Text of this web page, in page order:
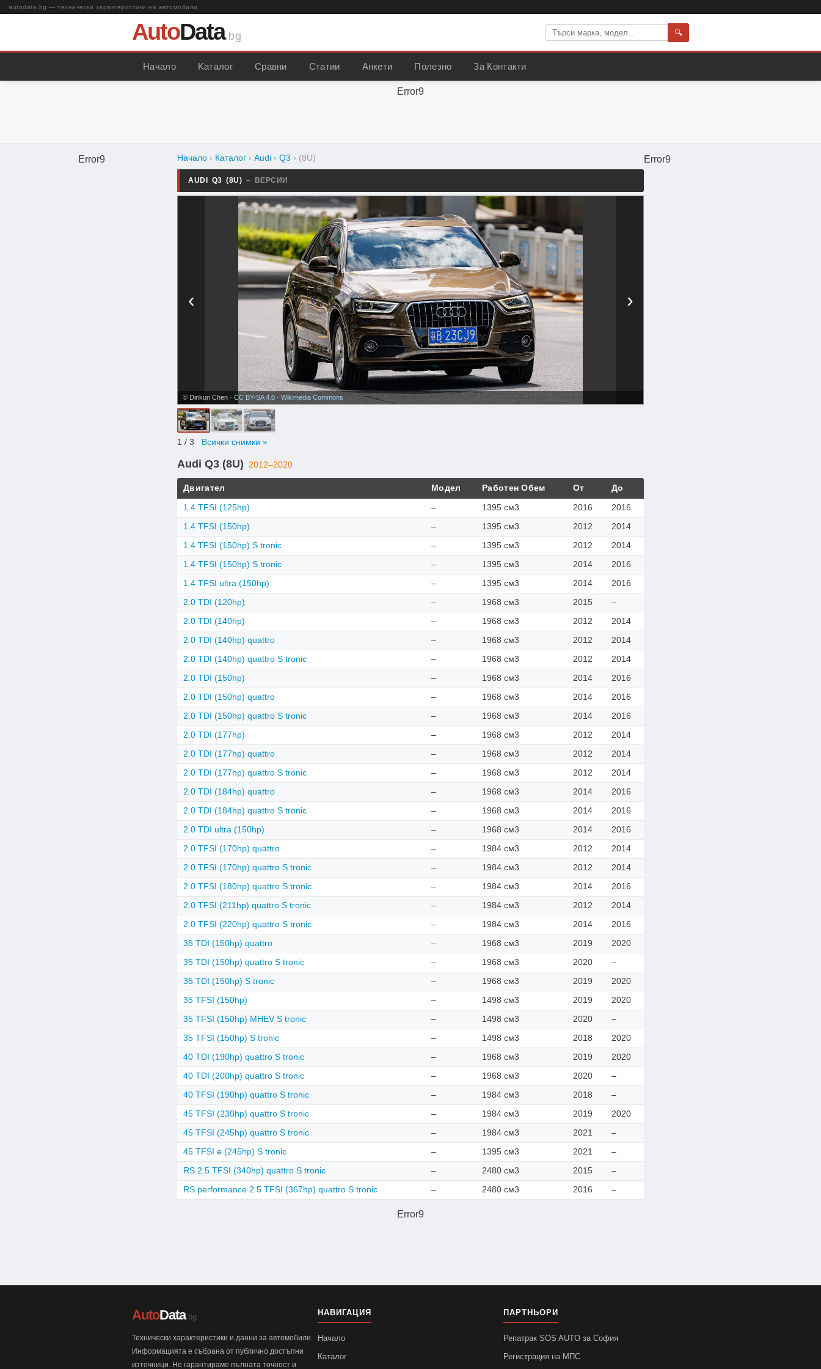
autodata.bg — технически характеристики на автомобили
AutoData.bg 🔍
Начало Kаталог Сравни Статии Анкети Полезно За Контакти
Error9
Error9 Начало › Каталог › Audi › Q3 › (8U)
AUDI Q3 (8U) – ВЕРСИИ
‹ ›
© Dinkun Chen · CC BY-SA 4.0 · Wikimedia Commons
1 / 3 Всички снимки »
Audi Q3 (8U) 2012–2020
Двигател Модел Работен Обем От До
1.4 TFSI (125hp) – 1395 см3 2016 2016
1.4 TFSI (150hp) – 1395 см3 2012 2014
1.4 TFSI (150hp) S tronic – 1395 см3 2012 2014
1.4 TFSI (150hp) S tronic – 1395 см3 2014 2016
1.4 TFSI ultra (150hp) – 1395 см3 2014 2016
2.0 TDI (120hp) – 1968 см3 2015 –
2.0 TDI (140hp) – 1968 см3 2012 2014
2.0 TDI (140hp) quattro – 1968 см3 2012 2014
2.0 TDI (140hp) quattro S tronic – 1968 см3 2012 2014
2.0 TDI (150hp) – 1968 см3 2014 2016
2.0 TDI (150hp) quattro – 1968 см3 2014 2016
2.0 TDI (150hp) quattro S tronic – 1968 см3 2014 2016
2.0 TDI (177hp) – 1968 см3 2012 2014
2.0 TDI (177hp) quattro – 1968 см3 2012 2014
2.0 TDI (177hp) quattro S tronic – 1968 см3 2012 2014
2.0 TDI (184hp) quattro – 1968 см3 2014 2016
2.0 TDI (184hp) quattro S tronic – 1968 см3 2014 2016
2.0 TDI ultra (150hp) – 1968 см3 2014 2016
2.0 TFSI (170hp) quattro – 1984 см3 2012 2014
2.0 TFSI (170hp) quattro S tronic – 1984 см3 2012 2014
2.0 TFSI (180hp) quattro S tronic – 1984 см3 2014 2016
2.0 TFSI (211hp) quattro S tronic – 1984 см3 2012 2014
2.0 TFSI (220hp) quattro S tronic – 1984 см3 2014 2016
35 TDI (150hp) quattro – 1968 см3 2019 2020
35 TDI (150hp) quattro S tronic – 1968 см3 2020 –
35 TDI (150hp) S tronic – 1968 см3 2019 2020
35 TFSI (150hp) – 1498 см3 2019 2020
35 TFSI (150hp) MHEV S tronic – 1498 см3 2020 –
35 TFSI (150hp) S tronic – 1498 см3 2018 2020
40 TDI (190hp) quattro S tronic – 1968 см3 2019 2020
40 TDI (200hp) quattro S tronic – 1968 см3 2020 –
40 TFSI (190hp) quattro S tronic – 1984 см3 2018 –
45 TFSI (230hp) quattro S tronic – 1984 см3 2019 2020
45 TFSI (245hp) quattro S tronic – 1984 см3 2021 –
45 TFSI e (245hp) S tronic – 1395 см3 2021 –
RS 2.5 TFSI (340hp) quattro S tronic – 2480 см3 2015 –
RS performance 2.5 TFSI (367hp) quattro S tronic – 2480 см3 2016 –
Error9
Error9
AutoData.bg
Технически характеристики и данни за автомобили.
Информацията е събрана от публично достъпни
източници. Не гарантираме пълната точност и
НАВИГАЦИЯ
Начало
Каталог
ПАРТНЬОРИ
Репатрак SOS AUTO за София
Регистрация на МПС